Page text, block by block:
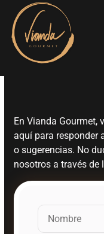
En Vianda Gourmet,
aquí para responder
o sugerencias. No
nosotros a través de